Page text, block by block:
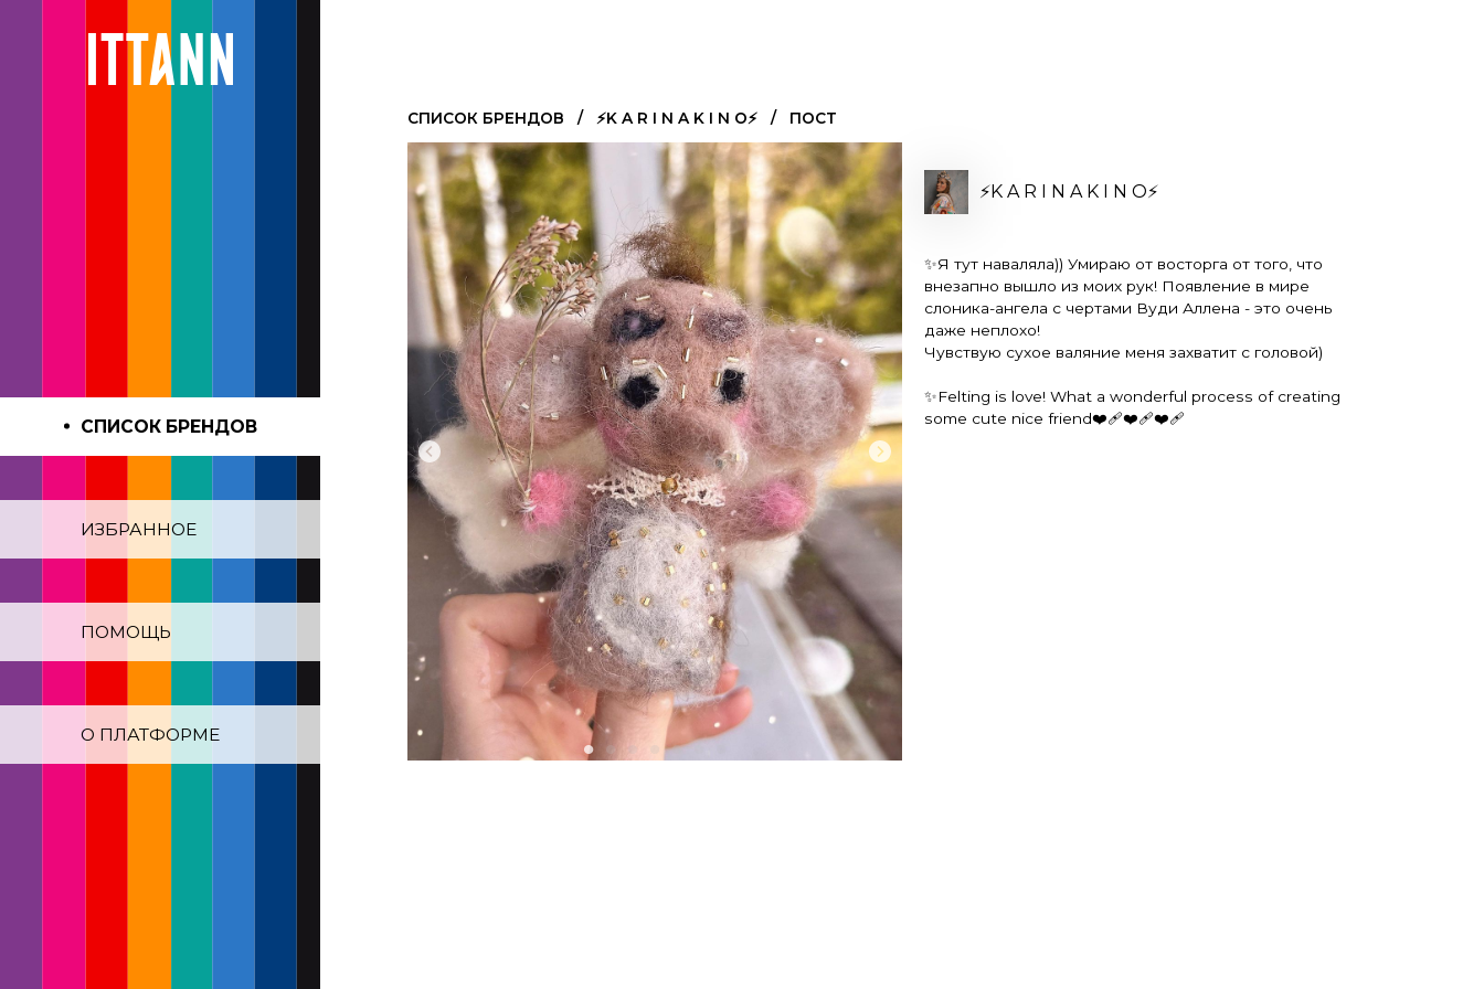
СПИСОК БРЕНДОВ
ИЗБРАННОЕ
ПОМОЩЬ
О ПЛАТФОРМЕ
CПИСОК БРЕНДОВ ⚡️K A R I N A K I N O⚡️ ПОСТ
⚡️K A R I N A K I N O⚡️
✨Я тут наваляла)) Умираю от восторга от того, что
внезапно вышло из моих рук! Появление в мире
слоника-ангела с чертами Вуди Аллена - это очень
даже неплохо!
Чувствую сухое валяние меня захватит с головой)
✨Felting is love! What a wonderful process of creating
some cute nice friend❤️‍🩹❤️‍🩹❤️‍🩹